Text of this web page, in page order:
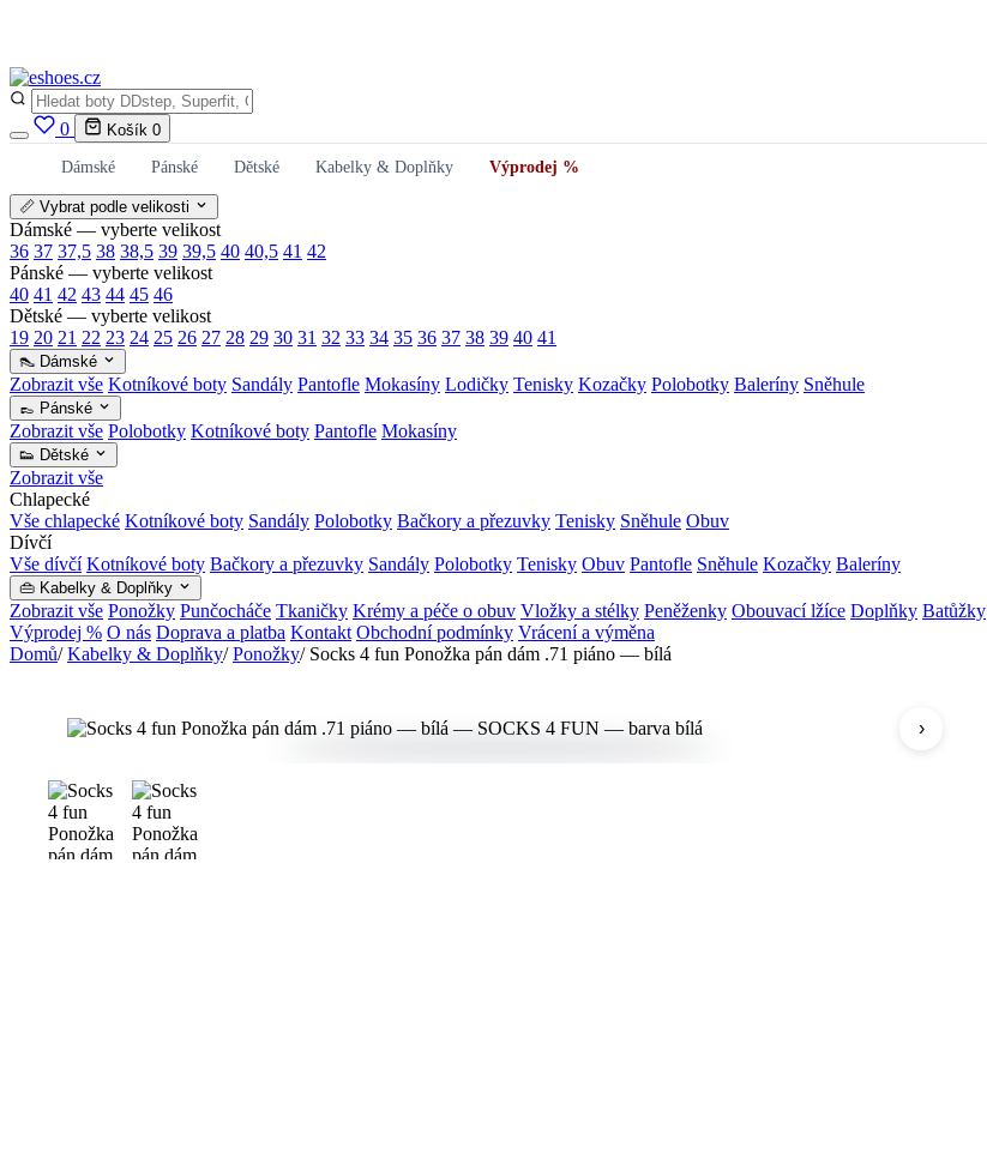
0 Košík 0
Dámské Pánské Dětské Kabelky & Doplňky Výprodej %
📏 Vybrat podle velikosti
Dámské — vyberte velikost
36 37 37,5 38 38,5 39 39,5 40 40,5 41 42
Pánské — vyberte velikost
40 41 42 43 44 45 46
Dětské — vyberte velikost
19 20 21 22 23 24 25 26 27 28 29 30 31 32 33 34 35 36 37 38 39 40 41
👠 Dámské
Zobrazit vše Kotníkové boty Sandály Pantofle Mokasíny Lodičky Tenisky Kozačky Polobotky Baleríny Sněhule
👞 Pánské
Zobrazit vše Polobotky Kotníkové boty Pantofle Mokasíny
👟 Dětské
Zobrazit vše
Chlapecké
Vše chlapecké Kotníkové boty Sandály Polobotky Bačkory a přezuvky Tenisky Sněhule Obuv
Dívčí
Vše dívčí Kotníkové boty Bačkory a přezuvky Sandály Polobotky Tenisky Obuv Pantofle Sněhule Kozačky Baleríny
👜 Kabelky & Doplňky
Zobrazit vše Ponožky Punčocháče Tkaničky Krémy a péče o obuv Vložky a stélky Peněženky Obouvací lžíce Doplňky Batůžky
Výprodej % O nás Doprava a platba Kontakt Obchodní podmínky Vrácení a výměna
Domů/ Kabelky & Doplňky/ Ponožky/ Socks 4 fun Ponožka pán dám .71 piáno — bílá
›